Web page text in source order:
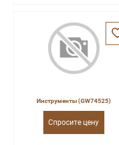
Инструменты (GW74525)
Спросите цену